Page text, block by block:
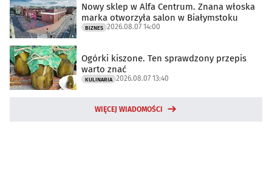
Nowy sklep w Alfa Centrum. Znana włoska
marka otworzyła salon w Białymstoku
BIZNES 2026.08.07 14:00
Ogórki kiszone. Ten sprawdzony przepis
warto znać
KULINARIA 2026.08.07 13:40
WIĘCEJ WIADOMOŚCI